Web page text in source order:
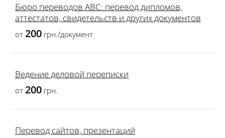
Бюро переводов ABC: перевод дипломов,
аттестатов, свидетельств и других документов
от 200 грн./документ
Ведение деловой переписки
от 200 грн.
Перевод сайтов, презентаций